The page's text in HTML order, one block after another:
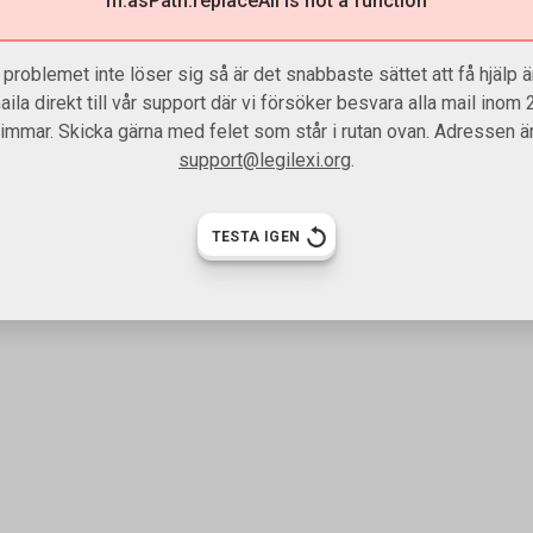
problemet inte löser sig så är det snabbaste sättet att få hjälp
direkt till vår support där vi försöker besvara alla mail inom
Skicka gärna med felet som står i rutan ovan. Adressen
support@legilexi.org
TESTA IGEN